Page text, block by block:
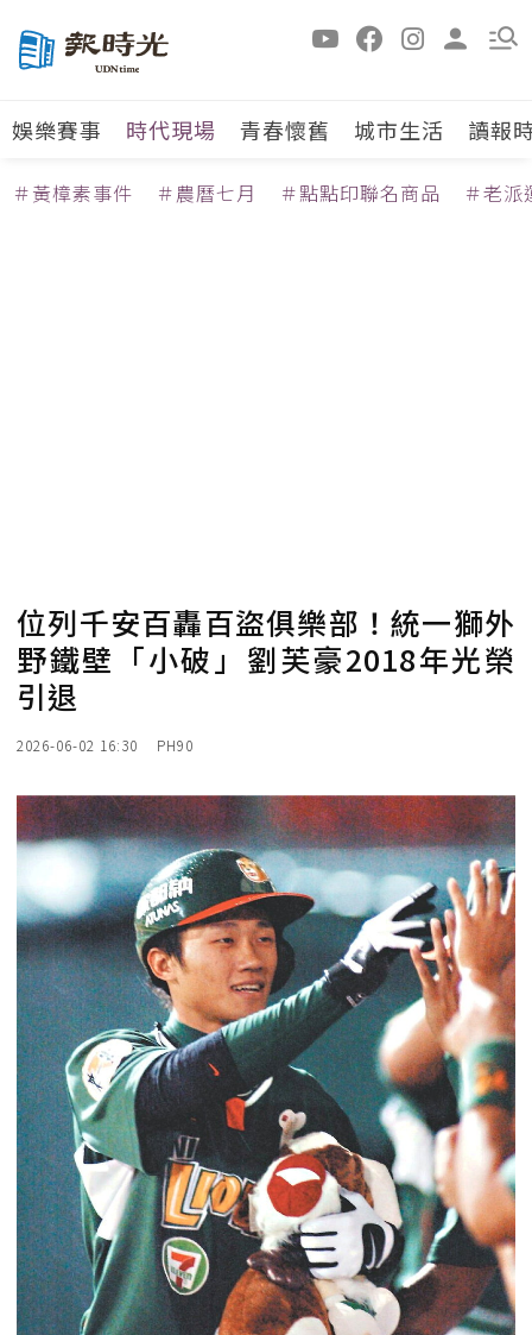
娛樂賽事 時代現場 青春懷舊 城市生活 讀報
＃黃樟素事件 ＃農曆七月 ＃點點印聯名商品 ＃老派
位列千安百轟百盜俱樂部！統一獅外
野鐵壁「小破」劉芙豪2018年光榮
引退
2026-06-02 16:30 PH90